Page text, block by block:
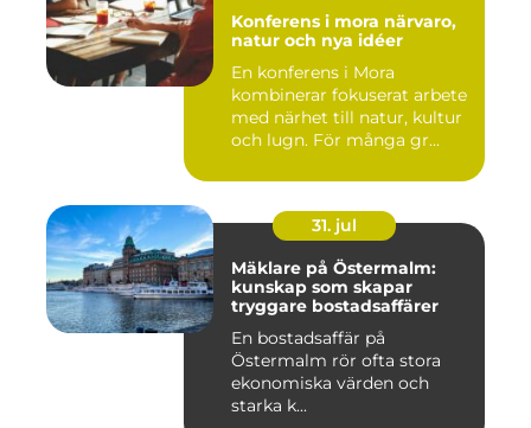
Konferens i mora närvaro,
natur och nya idéer
En konferens i Mora
kombinerar fokuserat arbete
med närhet till natur, kultur
och lugn. För många gr...
31. jul
Mäklare på Östermalm:
kunskap som skapar
tryggare bostadsaffärer
En bostadsaffär på
Östermalm rör ofta stora
ekonomiska värden och
starka k...